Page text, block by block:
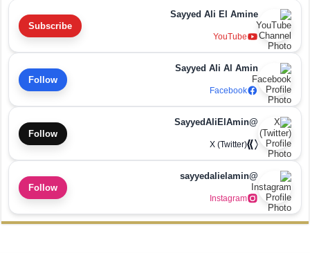
Sayyed Ali El Amine
YouTube
Subscribe
Sayyed Ali Al Amin
Facebook
Follow
@SayyedAliElAmin
X (Twitter)
Follow
@sayyedalielamin
Instagram
Follow